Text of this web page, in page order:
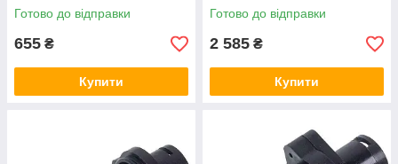
Готово до відправки
655 ₴
Купити
Готово до відправки
2 585 ₴
Купити